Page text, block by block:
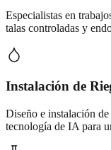
Especialistas en
talas controladas y
Instalación de
Diseño e instalación
tecnología de IA para